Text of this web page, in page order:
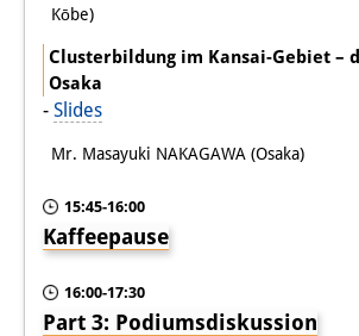
Internship
Links
Contact
Access
Media Contact
Kōbe)
Clusterbildung im Kansai-Gebiet –
Osaka
- Slides
Mr. Masayuki NAKAGAWA (Osaka)
15:45-16:00
Kaffeepause
16:00-17:30
Part 3: Podiumsdiskussion